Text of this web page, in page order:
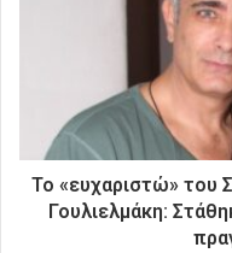
τ
Το «ευχαριστώ»
Γουλιελμάκη: